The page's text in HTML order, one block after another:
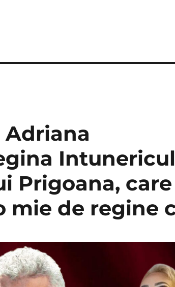
Prigoana, care
mie de regine